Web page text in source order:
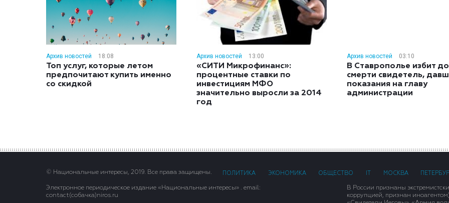
Архив новостей 18:08
Топ услуг, которые летом
предпочитают купить именно
со скидкой
Архив новостей 13:00
«СИТИ Микрофинанс»:
процентные ставки по
инвестициям МФО
значительно выросли за 2014
год
Архив новостей 03:10
В Ставрополье избит до
смерти свидетель,
показания на главу
администрации
© Национальные интересы, 2019. Все права защищены. ПОЛИТИКА ЭКОНОМИКА ОБЩЕСТВО МОСКВА
Электронное периодическое издание «Национальные интересы» . email:
contact(сoбaчка)niros.ru
В России признаны
коррупцией, признан